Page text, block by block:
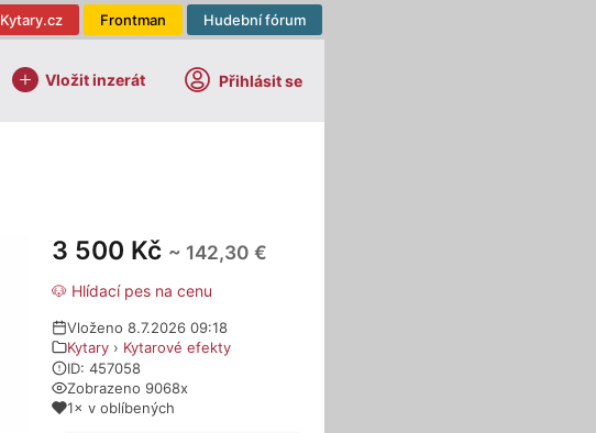
Hudební fórum
Frontman
Kytary.cz
Vložit inzerát Přihlásit se
3 500 Kč ~ 142,30 €
🐶 Hlídací pes na cenu
Vloženo 8.7.2026 09:18
Kytary › Kytarové efekty
ID: 457058
Zobrazeno 9068x
1× v oblíbených